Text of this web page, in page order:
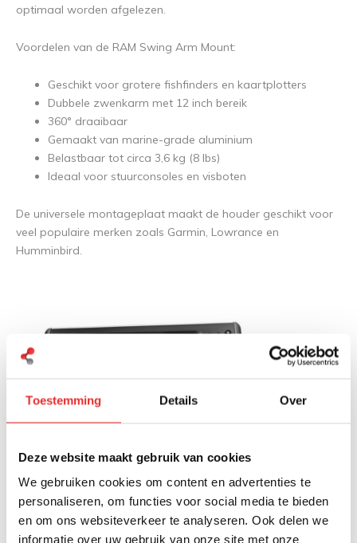
Toestemming Details Over
Deze website maakt gebruik van cookies
We gebruiken cookies om content en advertenties te
personaliseren, om functies voor social media te bieden
en om ons websiteverkeer te analyseren. Ook delen we
informatie over uw gebruik van onze site met onze
optimaal worden afgelezen.
Voordelen van de RAM Swing Arm Mount:
Geschikt voor grotere fishfinders en kaartplotters
Dubbele zwenkarm met 12 inch bereik
360° draaibaar
Gemaakt van marine-grade aluminium
Belastbaar tot circa 3,6 kg (8 lbs)
Ideaal voor stuurconsoles en visboten
De universele montageplaat maakt de houder geschikt voor
veel populaire merken zoals Garmin, Lowrance en
Humminbird.